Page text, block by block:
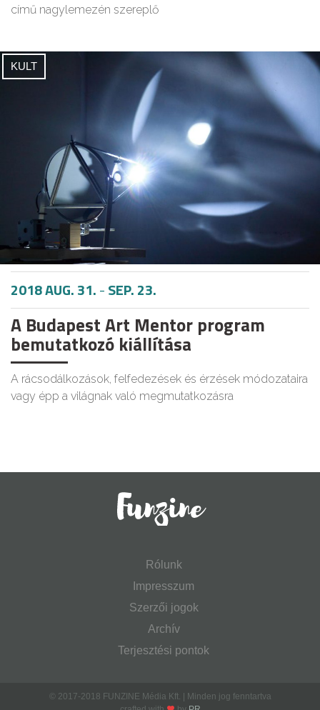
című nagylemezén szereplő
KULT
2018 AUG. 31.-SEP. 23.
A Budapest Art Mentor program
bemutatkozó kiállítása
A rácsodálkozások, felfedezések és érzések módozataira
vagy épp a világnak való megmutatkozásra
Rólunk
Impresszum
Szerzői jogok
Archív
Terjesztési pontok
© 2017-2018 FUNZINE Média Kft. | Minden jog fenntartva